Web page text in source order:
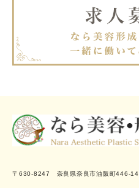
〒630-8247 奈良県奈良市油阪町446-14